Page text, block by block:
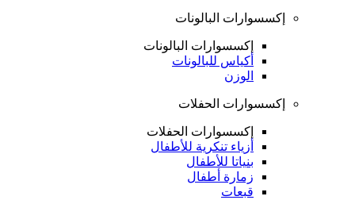
إكسسوارات البالونات
إكسسوارات البالونات
أكياس للبالونات
الوزن
إكسسوارات الحفلات
إكسسوارات الحفلات
أزياء تنكرية للأطفال
بنياتا للأطفال
زمارة أطفال
قبعات